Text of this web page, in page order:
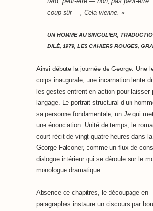
coup sûr —, Cela vienne. «
UN HOMME AU SINGULIER,
DILÉ, 1979, LES CAHIERS ROUGES,
Ainsi débute la journée de George. Une
corps inaugurale, une incarnation lente
les gestes entrent en action pour laisser
langage. Le portrait structural d’un
sa personne fondamentale, un Je qui
une énonciation. Unité de temps, le
court récit de vingt-quatre heures dans
George Falconer, comme un flux de
dialogue intérieur qui se déroule sur le
monologue dramatique.
Absence de chapitres, le découpage en
paragraphes instaure un discours par